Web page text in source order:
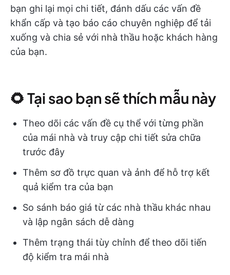
bạn ghi lại mọi chi tiết, đánh dấu các vấn đề
khẩn cấp và tạo báo cáo chuyên nghiệp để tải
xuống và chia sẻ với nhà thầu hoặc khách hàng
của bạn.
🌻 Tại sao bạn sẽ thích mẫu này
Theo dõi các vấn đề cụ thể với từng phần
của mái nhà và truy cập chi tiết sửa chữa
trước đây
Thêm sơ đồ trực quan và ảnh để hỗ trợ kết
quả kiểm tra của bạn
So sánh báo giá từ các nhà thầu khác nhau
và lập ngân sách dễ dàng
Thêm trạng thái tùy chỉnh để theo dõi tiến
độ kiểm tra mái nhà